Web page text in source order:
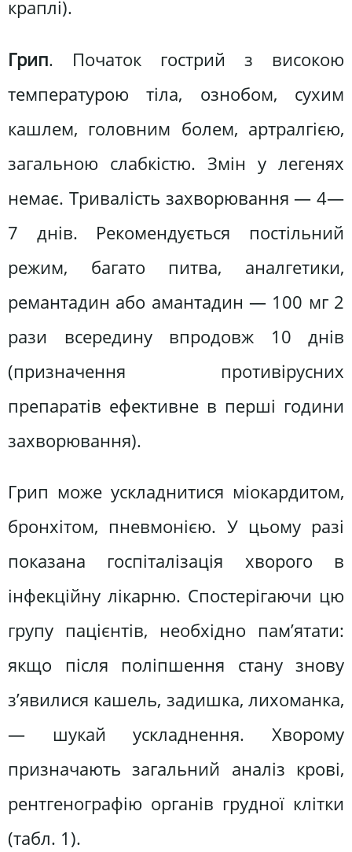
краплі).
Грип. Початок гострий з високою
температурою тіла, ознобом, сухим
кашлем, головним болем, артралгією,
загальною слабкістю. Змін у легенях
немає. Тривалість захворювання — 4—
7 днів. Рекомендується постільний
режим, багато питва, аналгетики,
ремантадин або амантадин — 100 мг 2
рази всередину впродовж 10 днів
(призначення противірусних
препаратів ефективне в перші години
захворювання).
Грип може ускладнитися міокардитом,
бронхітом, пневмонією. У цьому разі
показана госпіталізація хворого в
інфекційну лікарню. Спостерігаючи цю
групу пацієнтів, необхідно пам’ятати:
якщо після поліпшення стану знову
з’явилися кашель, задишка, лихоманка,
— шукай ускладнення. Хворому
призначають загальний аналіз крові,
рентгенографію органів грудної клітки
(табл. 1).